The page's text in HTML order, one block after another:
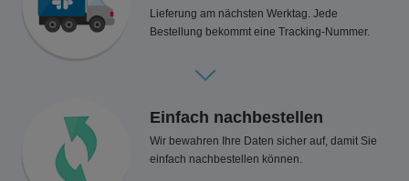
Lieferung am nächsten Werktag. Jede
Bestellung bekommt eine Tracking-Nummer.
Einfach nachbestellen
Wir bewahren Ihre Daten sicher auf, damit Sie
einfach nachbestellen können.